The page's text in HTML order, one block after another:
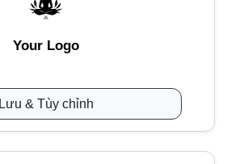
Your Logo
Lưu & Tùy chỉnh